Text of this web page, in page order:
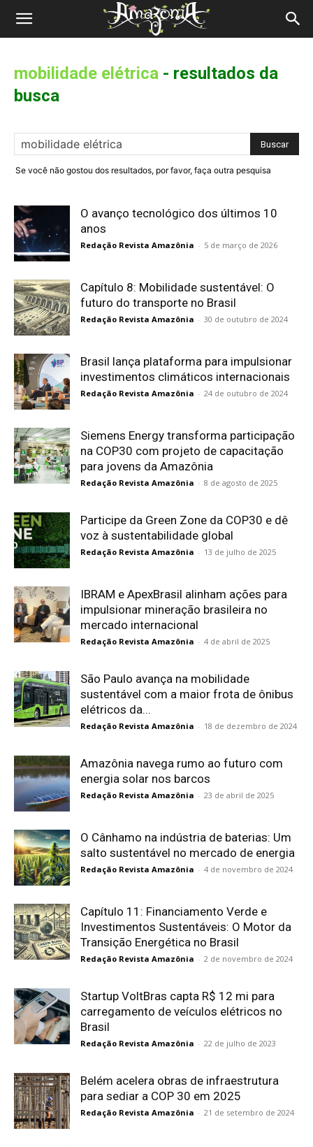
Revista
mobilidade elétrica - resultados da
busca
Se você não gostou dos resultados, por favor, faça outra pesquisa
O avanço tecnológico dos últimos 10
anos
Redação Revista Amazônia - 5 de março de 2026
Capítulo 8: Mobilidade sustentável: O
futuro do transporte no Brasil
Redação Revista Amazônia - 30 de outubro de 2024
Brasil lança plataforma para impulsionar
investimentos climáticos internacionais
Redação Revista Amazônia - 24 de outubro de 2024
Siemens Energy transforma participação
na COP30 com projeto de capacitação
para jovens da Amazônia
Redação Revista Amazônia - 8 de agosto de 2025
Participe da Green Zone da COP30 e dê
voz à sustentabilidade global
Redação Revista Amazônia - 13 de julho de 2025
IBRAM e ApexBrasil alinham ações para
impulsionar mineração brasileira no
mercado internacional
Redação Revista Amazônia - 4 de abril de 2025
São Paulo avança na mobilidade
sustentável com a maior frota de ônibus
elétricos da...
Redação Revista Amazônia - 18 de dezembro de 2024
Amazônia navega rumo ao futuro com
energia solar nos barcos
Redação Revista Amazônia - 23 de abril de 2025
O Cânhamo na indústria de baterias: Um
salto sustentável no mercado de energia
Redação Revista Amazônia - 4 de novembro de 2024
Capítulo 11: Financiamento Verde e
Investimentos Sustentáveis: O Motor da
Transição Energética no Brasil
Redação Revista Amazônia - 2 de novembro de 2024
Startup VoltBras capta R$ 12 mi para
carregamento de veículos elétricos no
Brasil
Redação Revista Amazônia - 22 de julho de 2023
Belém acelera obras de infraestrutura
para sediar a COP 30 em 2025
Redação Revista Amazônia - 21 de setembro de 2024